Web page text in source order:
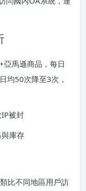
亞馬遜商品，每日
均50次降至3次，
被封
庫存
比不同地區用戶訪